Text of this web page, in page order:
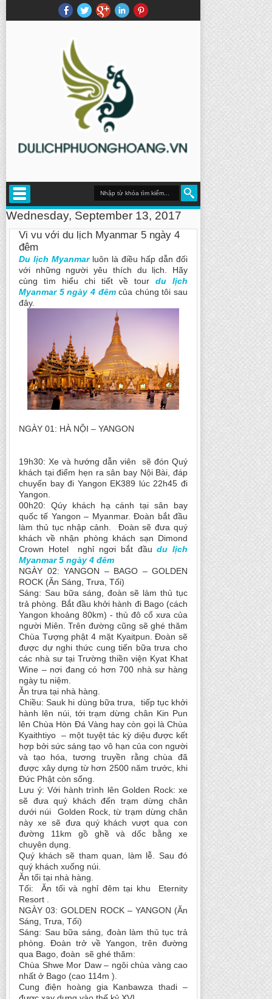
Wednesday, September 13, 2017
Vi vu với du lịch Myanmar 5 ngày 4
đêm
Du lịch Myanmarluôn là điều hấp dẫn đối
với những người yêu thích du lịch. Hãy
cùng tìm hiểu chi tiết về tour du lịch
Myanmar 5 ngày 4 đêmcủa chúng tôi sau
đây.
NGÀY 01: HÀ NỘI – YANGON
19h30: Xe và hướng dẫn viên sẽ đón Quý
khách tại điểm hẹn ra sân bay Nội Bài, đáp
chuyến bay đi Yangon EK389 lúc 22h45 đi
Yangon.
00h20: Qúy khách hạ cánh tại sân bay
quốc tế Yangon – Myanmar. Đoàn bắt đầu
làm thủ tục nhập cảnh. Đoàn sẽ đưa quý
khách về nhận phòng khách sạn Dimond
Crown Hotel nghỉ ngơi bắt đầudu lịch
Myanmar 5 ngày 4 đêm
NGÀY 02: YANGON – BAGO – GOLDEN
ROCK (Ăn Sáng, Trưa, Tối)
Sáng: Sau bữa sáng, đoàn sẽ làm thủ tục
trả phòng. Bắt đầu khởi hành đi Bago (cách
Yangon khoảng 80km) - thủ đô cổ xưa của
người Miên. Trên đường cũng sẽ ghé thăm
Chùa Tượng phật 4 mặt Kyaitpun. Đoàn sẽ
được dự nghi thức cung tiến bữa trưa cho
các nhà sư tại Trường thiền viện Kyat Khat
Wine – nơi đang có hơn 700 nhà sư hàng
ngày tu niệm.
Ăn trưa tại nhà hàng.
Chiều: Sauk hi dùng bữa trưa, tiếp tục khởi
hành lên núi, tới trạm dừng chân Kin Pun
lên Chùa Hòn Đá Vàng hay còn gọi là Chùa
Kyaithtiyo – một tuyệt tác kỳ diệu được kết
hợp bởi sức sáng tạo vô hạn của con người
và tạo hóa, tương truyền rằng chùa đã
được xây dựng từ hơn 2500 năm trước, khi
Đức Phật còn sống.
Lưu ý: Với hành trình lên Golden Rock: xe
sẽ đưa quý khách đến trạm dừng chân
dưới núi Golden Rock, từ trạm dừng chân
này xe sẽ đưa quý khách vượt qua con
đường 11km gồ ghề và dốc bằng xe
chuyên dụng.
Quý khách sẽ tham quan, làm lễ. Sau đó
quý khách xuống núi.
Ăn tối tại nhà hàng.
Tối: Ăn tối và nghỉ đêm tại khu Eternity
Resort .
NGÀY 03: GOLDEN ROCK – YANGON (Ăn
Sáng, Trưa, Tối)
Sáng: Sau bữa sáng, đoàn làm thủ tục trả
phòng. Đoàn trở về Yangon, trên đường
qua Bago, đoàn sẽ ghé thăm:
Chùa Shwe Mor Daw – ngôi chùa vàng cao
nhất ở Bago (cao 114m ).
Cung điện hoàng gia Kanbawza thadi –